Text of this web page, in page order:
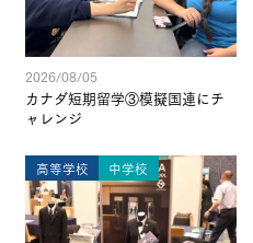
2026/08/05
カナダ短期留学③模擬国連にチ
ャレンジ
高等学校 中学校